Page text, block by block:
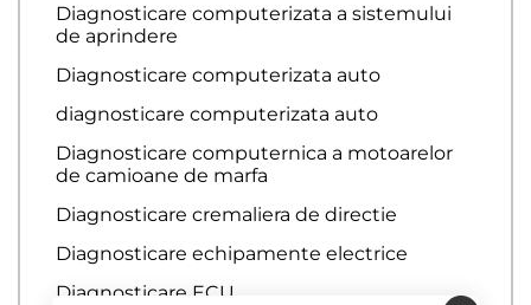
Diagnosticare computerizata a sistemului
de aprindere
Diagnosticare computerizata auto
diagnosticare computerizata auto
Diagnosticare computernica a motoarelor
de camioane de marfa
Diagnosticare cremaliera de directie
Diagnosticare echipamente electrice
Diagnosticare ECU